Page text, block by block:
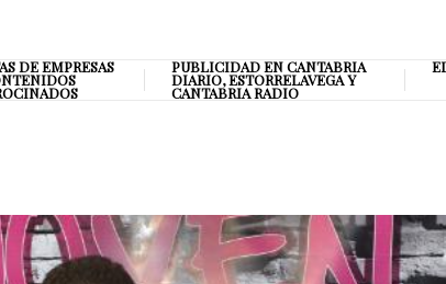
DE EMPRESAS PUBLICIDAD EN CANTABRIA
DIARIO, ESTORRELAVEGA Y
CANTABRIA RADIO